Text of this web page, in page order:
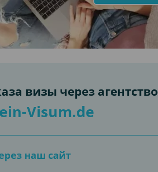
визы через агентство
Visum.de
наш сайт